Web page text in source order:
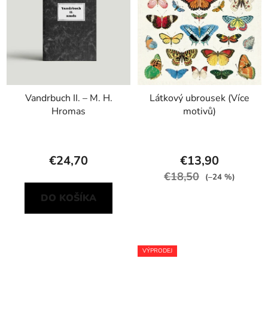
Vandrbuch II. – M. H.
Hromas
€24,70
DO KOŠÍKA
Látkový ubrousek (Více
motivů)
€13,90
€18,50 (–24 %)
VÝPRODEJ